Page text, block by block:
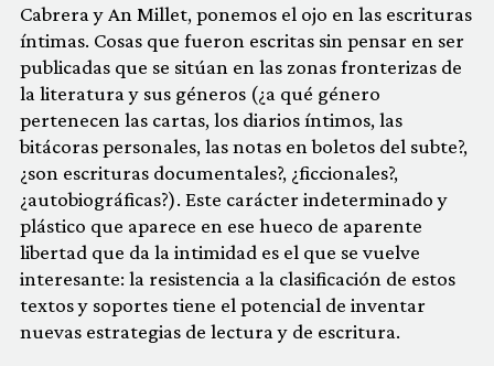
Cabrera y An Millet, ponemos el ojo en las escrituras
íntimas. Cosas que fueron escritas sin pensar en ser
publicadas que se sitúan en las zonas fronterizas de
la literatura y sus géneros (¿a qué género
pertenecen las cartas, los diarios íntimos, las
bitácoras personales, las notas en boletos del subte?,
¿son escrituras documentales?, ¿ficcionales?,
¿autobiográficas?). Este carácter indeterminado y
plástico que aparece en ese hueco de aparente
libertad que da la intimidad es el que se vuelve
interesante: la resistencia a la clasificación de estos
textos y soportes tiene el potencial de inventar
nuevas estrategias de lectura y de escritura.